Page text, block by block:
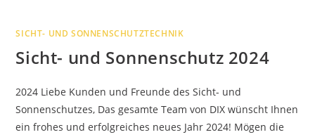
SICHT- UND SONNENSCHUTZTECHNIK
Sicht- und Sonnenschutz 2024
2024 Liebe Kunden und Freunde des Sicht- und
Sonnenschutzes, Das gesamte Team von DIX wünscht Ihnen
ein frohes und erfolgreiches neues Jahr 2024! Mögen die